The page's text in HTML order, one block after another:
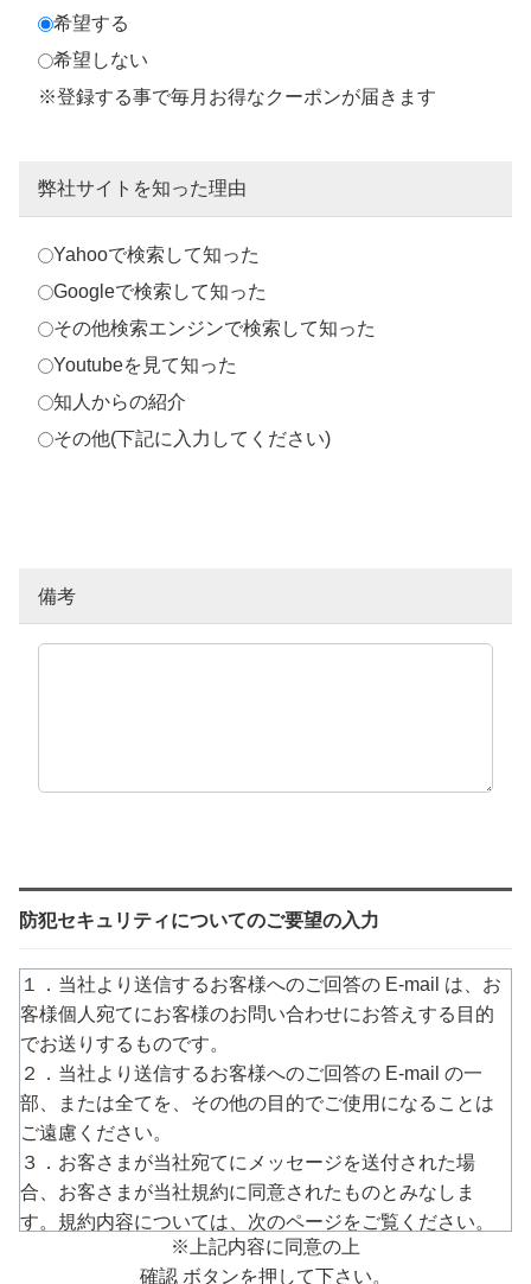
希望する
希望しない
※登録する事で毎月お得なクーポンが届きます
弊社サイトを知った理由
Yahooで検索して知った
Googleで検索して知った
その他検索エンジンで検索して知った
Youtubeを見て知った
知人からの紹介
その他(下記に入力してください)
備考
防犯セキュリティについてのご要望の入力
１．当社より送信するお客様へのご回答の E-mail は、お
客様個人宛てにお客様のお問い合わせにお答えする目的
でお送りするものです。
２．当社より送信するお客様へのご回答の E-mail の一
部、または全てを、その他の目的でご使用になることは
ご遠慮ください。
３．お客さまが当社宛てにメッセージを送付された場
合、お客さまが当社規約に同意されたものとみなしま
す。規約内容については、次のページをご覧ください。
https://www.arucom.ne.jp/rule/index.html
※上記内容に同意の上
確認 ボタンを押して下さい。